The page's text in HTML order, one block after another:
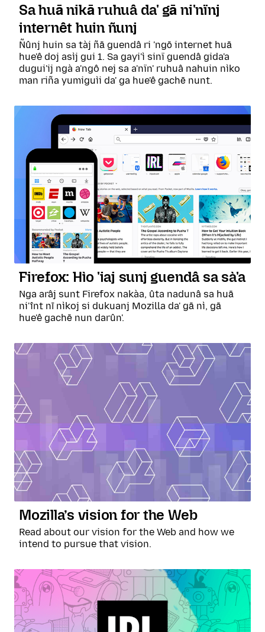
Sa huā nikā ruhuâ da' gā ni'nïnj
internêt huin ñunj
Ñûnj huin sa tàj ñā guendâ ri 'ngō internet huā
hue'ê doj asìj gui 1. Sa gayi'ì sinï guendâ gida'a
dugui'ij ngà a'ngô nej sa a'nïn' ruhuâ nahuin nìko
man riña yumiguìi da' ga hue'ê gachē nunt.
Firefox: Hìo 'iaj sunj guendâ sa sà'a
Nga arâj sunt Firefox nakàa, ûta nadunâ sa huā
ni'înt nī nìkoj si dukuanj Mozilla da' gā nì, gā
hue'ê gachē nun darûn'.
Mozilla’s vision for the Web
Read about our vision for the Web and how we
intend to pursue that vision.